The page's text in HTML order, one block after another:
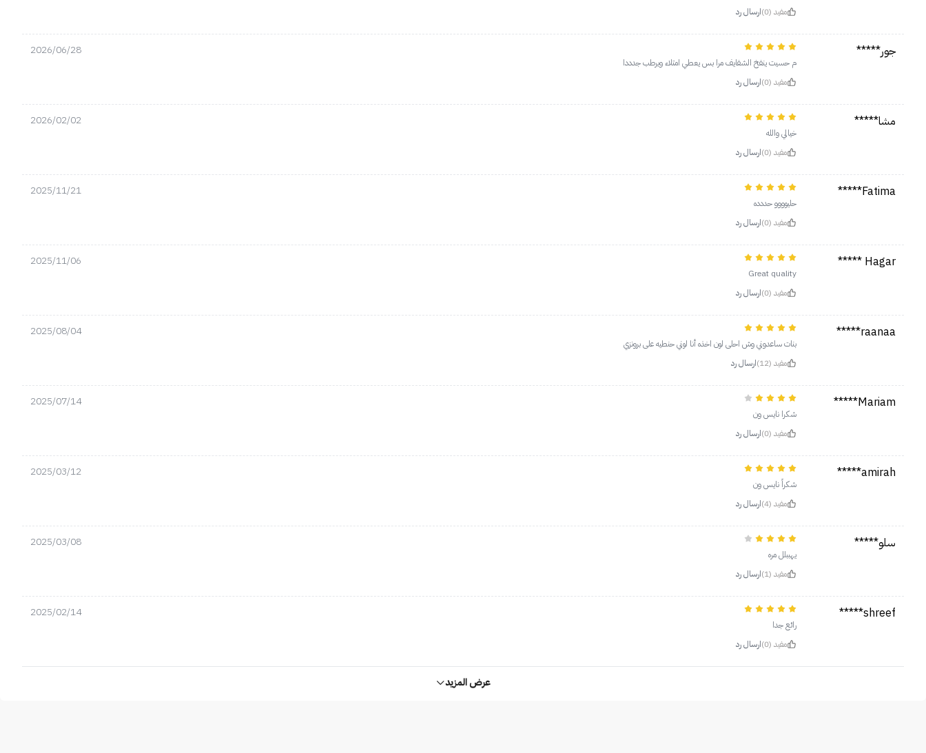
مفيد (0)
ارسال رد
جور***** 2026/06/28
م حسيت ينفخ الشفايف مرا بس يعطي امتلاء ويرطب جدددا
مفيد (0)
ارسال رد
مشا***** 2026/02/02
خيالي والله
مفيد (0)
ارسال رد
Fatima*****
2025/11/21
حليوووو حددده
مفيد (0)
ارسال رد
Hagar *****
2025/11/06
Great quality
مفيد (0)
ارسال رد
raanaa*****
2025/08/04
بنات ساعدوني وش احلى لون اخذه أنا لوني حنطيه على برونزي
مفيد (12)
ارسال رد
Mariam*****
2025/07/14
شكرا نايس ون
مفيد (0)
ارسال رد
amirah*****
2025/03/12
شكراً نايس ون
مفيد (4)
ارسال رد
سلو***** 2025/03/08
يهببلل مره
مفيد (1)
ارسال رد
shreef*****
2025/02/14
رائع جدا
مفيد (0)
ارسال رد
عرض المزيد